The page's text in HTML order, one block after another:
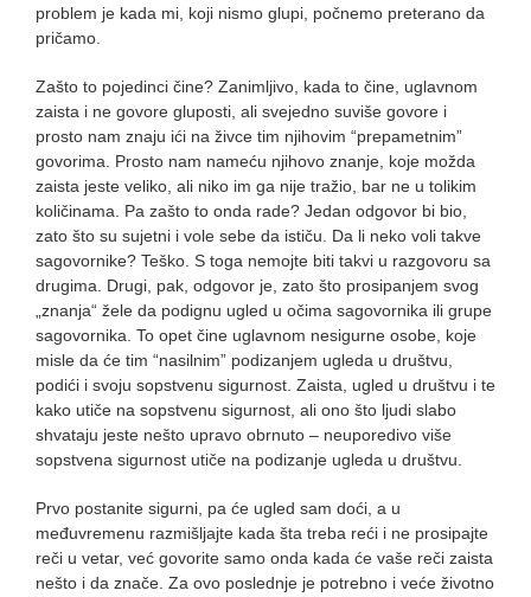
problem je kada mi, koji nismo glupi, počnemo preterano da
pričamo.
Zašto to pojedinci čine? Zanimljivo, kada to čine, uglavnom
zaista i ne govore gluposti, ali svejedno suviše govore i
prosto nam znaju ići na živce tim njihovim “prepametnim”
govorima. Prosto nam nameću njihovo znanje, koje možda
zaista jeste veliko, ali niko im ga nije tražio, bar ne u tolikim
količinama. Pa zašto to onda rade? Jedan odgovor bi bio,
zato što su sujetni i vole sebe da ističu. Da li neko voli takve
sagovornike? Teško. S toga nemojte biti takvi u razgovoru sa
drugima. Drugi, pak, odgovor je, zato što prosipanjem svog
„znanja“ žele da podignu ugled u očima sagovornika ili grupe
sagovornika. To opet čine uglavnom nesigurne osobe, koje
misle da će tim “nasilnim” podizanjem ugleda u društvu,
podići i svoju sopstvenu sigurnost. Zaista, ugled u društvu i te
kako utiče na sopstvenu sigurnost, ali ono što ljudi slabo
shvataju jeste nešto upravo obrnuto – neuporedivo više
sopstvena sigurnost utiče na podizanje ugleda u društvu.
Prvo postanite sigurni, pa će ugled sam doći, a u
međuvremenu razmišljajte kada šta treba reći i ne prosipajte
reči u vetar, već govorite samo onda kada će vaše reči zaista
nešto i da znače. Za ovo poslednje je potrebno i veće životno